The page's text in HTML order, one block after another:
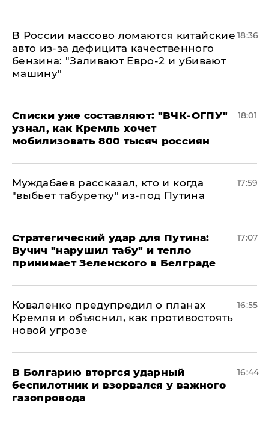
В России массово ломаются китайские
авто из-за дефицита качественного
бензина: "Заливают Евро-2 и убивают
машину"
18:36
Списки уже составляют: "ВЧК-ОГПУ"
узнал, как Кремль хочет
мобилизовать 800 тысяч россиян
18:01
Муждабаев рассказал, кто и когда
"выбьет табуретку" из-под Путина
17:59
Стратегический удар для Путина:
Вучич "нарушил табу" и тепло
принимает Зеленского в Белграде
17:07
Коваленко предупредил о планах
Кремля и объяснил, как противостоять
новой угрозе
16:55
В Болгарию вторгся ударный
беспилотник и взорвался у важного
газопровода
16:44